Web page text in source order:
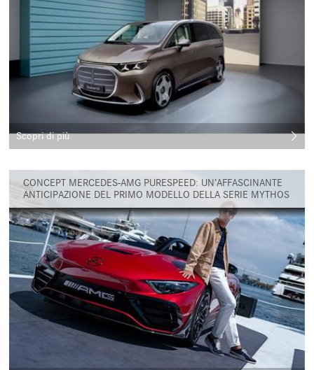
Scopri di più
CONCEPT MERCEDES-AMG PURESPEED: UN’AFFASCINANTE
ANTICIPAZIONE DEL PRIMO MODELLO DELLA SERIE MYTHOS